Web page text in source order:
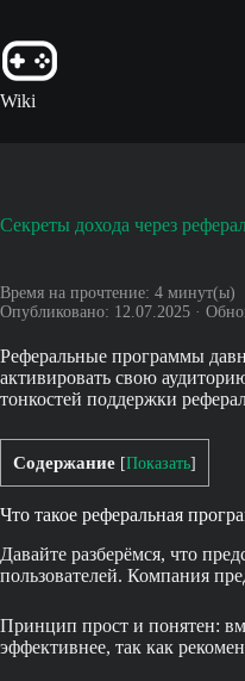
сути
Wiki
Секреты дохода через
Время на прочтение: 4 минут(ы)
Опубликовано: 12.07.2025 ·
Реферальные программы
активировать свою
тонкостей поддержки
Содержание [Показать]
Что такое реферальная
Давайте разберёмся, что
пользователей. Компания
Принцип прост и понятен:
эффективнее, так как